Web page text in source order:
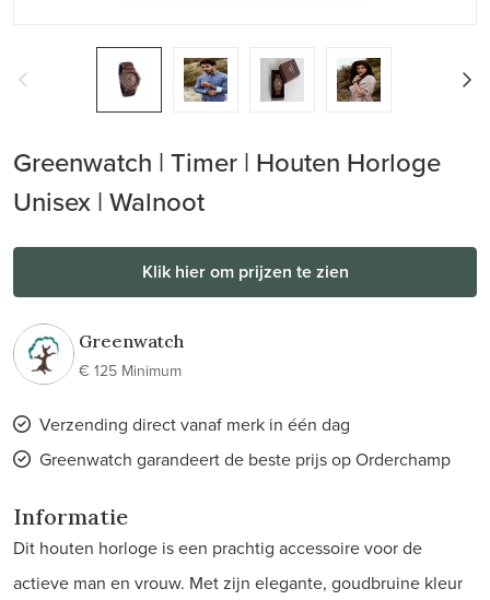
Greenwatch | Timer | Houten Horloge
Unisex | Walnoot
Klik hier om prijzen te zien
Greenwatch
€ 125 Minimum
Verzending direct vanaf merk in één dag
Greenwatch garandeert de beste prijs op Orderchamp
Informatie
Dit houten horloge is een prachtig accessoire voor de
actieve man en vrouw. Met zijn elegante, goudbruine kleur